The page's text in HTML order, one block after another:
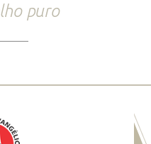
puro